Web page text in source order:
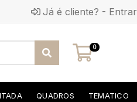
Já é cliente? - Entrar
0
QUADROS TEMATICO